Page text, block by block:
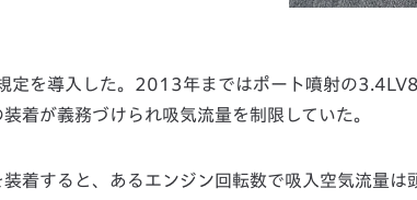
を導入した。2013年まではポート噴射の
着が義務づけられ吸気流量を制限していた。
着すると、あるエンジン回転数で吸入空気流量は